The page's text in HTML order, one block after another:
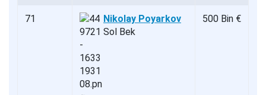
71
Nikolay Poyarkov
Sol Bek
500 Bin €